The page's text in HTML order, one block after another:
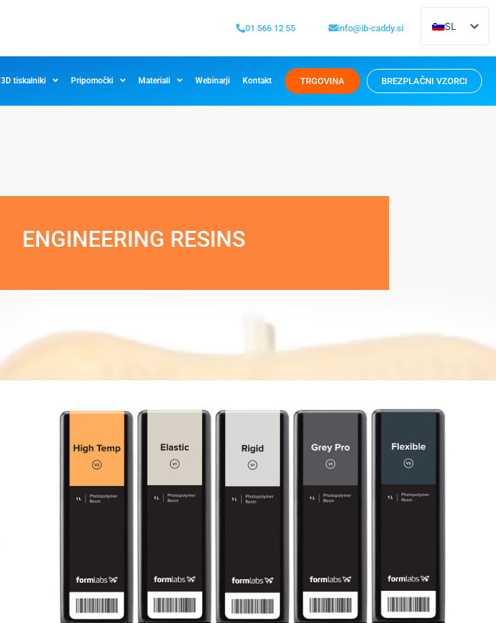
01 566 12 55 info@ib-caddy.si
SL
EN
3D tiskalniki Pripomočki Materiali Webinarji Kontakt TRGOVINA BREZPLAČNI VZORCI
ENGINEERING RESINS